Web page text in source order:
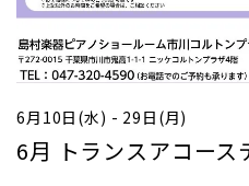
6月10日(水) - 29日(月)
6月 トランスアコース